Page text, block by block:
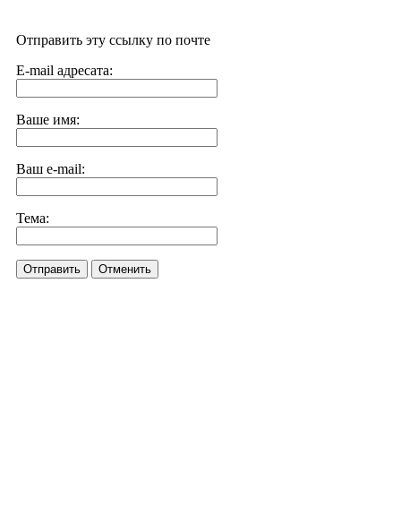
Отправить эту ссылку по почте
E-mail адресата:
Ваше имя:
Ваш e-mail:
Тема:
Отправить Отменить